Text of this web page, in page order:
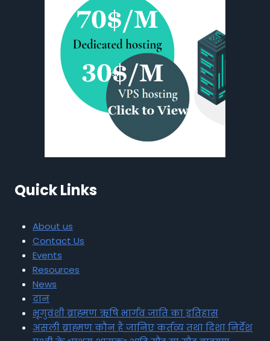
Quick Links
About us
Contact Us
Events
Resources
News
दान
भृगुवंशी ब्राह्मण ऋषि भार्गव जाति का इतिहास
असली ब्राह्मण कौन है जानिए कर्तव्य तथा दिशा निर्देश